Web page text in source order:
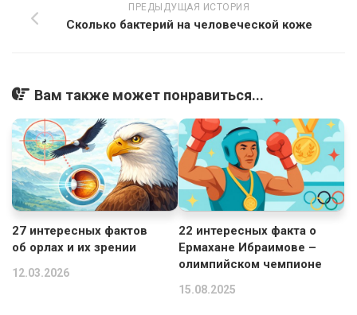
ПРЕДЫДУЩАЯ ИСТОРИЯ
Сколько бактерий на человеческой коже
Вам также может понравиться...
27 интересных фактов
об орлах и их зрении
12.03.2026
22 интересных факта о
Ермахане Ибраимове –
олимпийском чемпионе
15.08.2025